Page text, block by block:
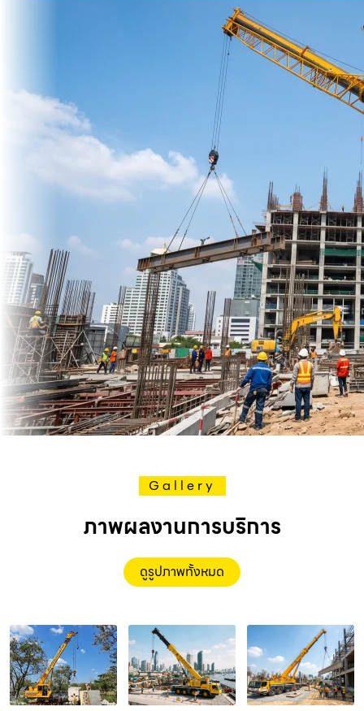
Gallery
ภาพผลงานการบริการ
ดูรูปภาพทั้งหมด